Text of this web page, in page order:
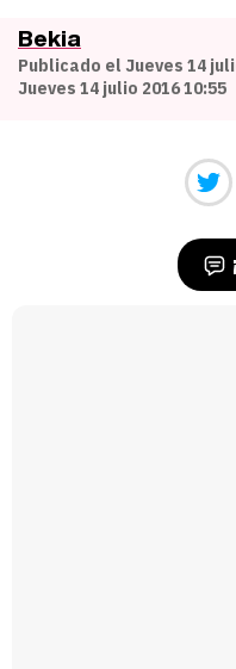
Bekia
Publicado el Jueves 14
Jueves 14 julio 2016 10:55